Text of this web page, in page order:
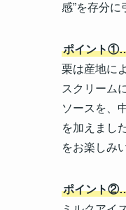
感”を存分に
ポイント
栗は産地に
スクリーム
ソースを、
を加えまし
をお楽しみ
ポイント